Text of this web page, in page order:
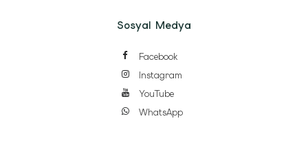
Sosyal Medya
Facebook
Instagram
YouTube
WhatsApp